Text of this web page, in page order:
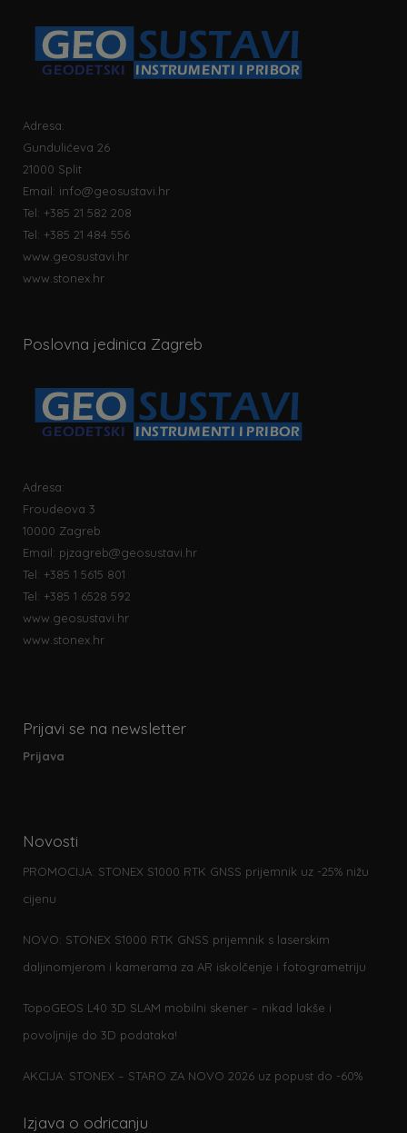
Adresa:
Gundulićeva 26
21000 Split
Email: info@geosustavi.hr
Tel: +385 21 582 208
Tel: +385 21 484 556
www.geosustavi.hr
www.stonex.hr
Poslovna jedinica Zagreb
Adresa:
Froudeova 3
10000 Zagreb
Email: pjzagreb@geosustavi.hr
Tel: +385 1 5615 801
Tel: +385 1 6528 592
www.geosustavi.hr
www.stonex.hr
Prijavi se na newsletter
Prijava
Novosti
PROMOCIJA: STONEX S1000 RTK GNSS prijemnik uz -25% nižu
cijenu
NOVO: STONEX S1000 RTK GNSS prijemnik s laserskim
daljinomjerom i kamerama za AR iskolčenje i fotogrametriju
TopoGEOS L40 3D SLAM mobilni skener – nikad lakše i
povoljnije do 3D podataka!
AKCIJA: STONEX – STARO ZA NOVO 2026 uz popust do -60%
Izjava o odricanju